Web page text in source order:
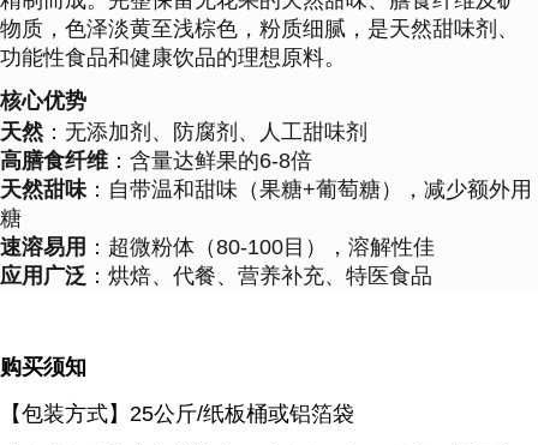
物质，色泽淡黄至浅棕色，粉质细腻，是天然甜味剂、
功能性食品和健康饮品的理想原料。
核心优势
天然：无添加剂、防腐剂、人工甜味剂
高膳食纤维 ：含量达鲜果的6-8倍
天然甜味：自带温和甜味（果糖+葡萄糖），减少额外用
糖
速溶易用 ：超微粉体（80-100目），溶解性佳
应用广泛 ：烘焙、代餐、营养补充、特医食品
购买须知
【包装方式】 25公斤/纸板桶或铝箔袋